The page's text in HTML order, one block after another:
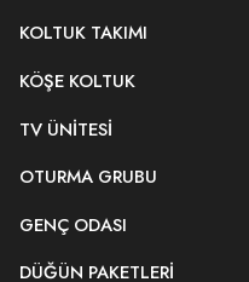
KOLTUK TAKIMI
KÖŞE KOLTUK
TV ÜNITESI
OTURMA GRUBU
GENÇ ODASI
DÜĞÜN PAKETLERI